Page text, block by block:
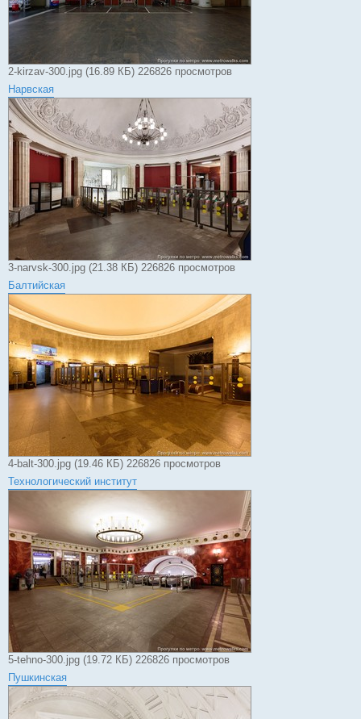
2-kirzav-300.jpg (16.89 КБ) 226826 просмотров
Нарвская
3-narvsk-300.jpg (21.38 КБ) 226826 просмотров
Балтийская
4-balt-300.jpg (19.46 КБ) 226826 просмотров
Технологический институт
5-tehno-300.jpg (19.72 КБ) 226826 просмотров
Пушкинская